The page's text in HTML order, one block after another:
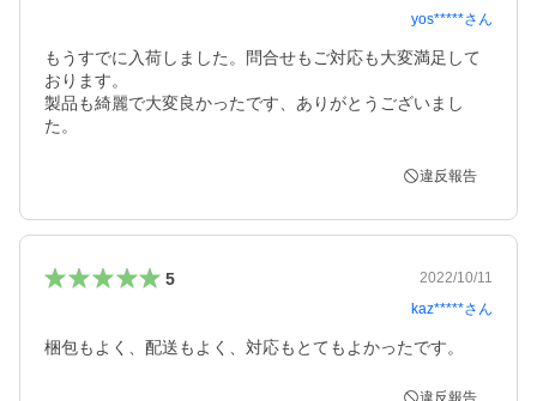
yos*****さん
もうすでに入荷しました。問合せもご対応も大変満足して
おります。
製品も綺麗で大変良かったです、ありがとうございまし
た。
違反報告
5
2022/10/11
kaz*****さん
梱包もよく、配送もよく、対応もとてもよかったです。
違反報告